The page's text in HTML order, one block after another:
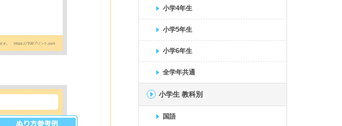
小学4年生
小学5年生
小学6年生
全学年共通
小学生 教科別
国語